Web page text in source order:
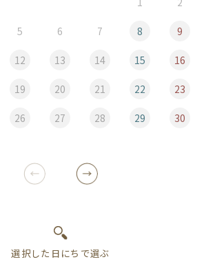
5 6 7 8 9
12 13 14 15 16
19 20 21 22 23
26 27 28 29 30